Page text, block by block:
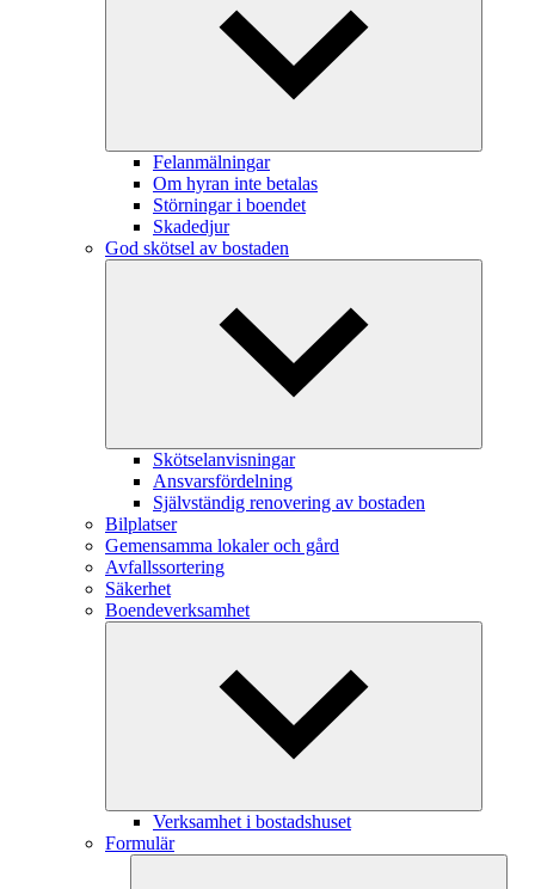
Felanmälningar
Om hyran inte betalas
Störningar i boendet
Skadedjur
God skötsel av bostaden
Skötselanvisningar
Ansvarsfördelning
Självständig renovering av bostaden
Bilplatser
Gemensamma lokaler och gård
Avfallssortering
Säkerhet
Boendeverksamhet
Verksamhet i bostadshuset
Formulär